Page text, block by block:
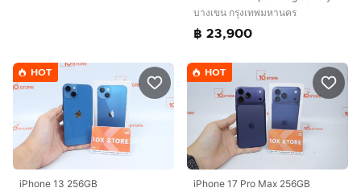
บางเขน กรุงเทพมหานคร
฿ 23,900
HOT
iPhone 13 256GB
HOT
iPhone 17 Pro Max 256GB